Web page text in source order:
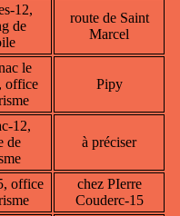
-12,
de
route de Saint
Marcel
le
office
Pipy
12,
de
à préciser
office
chez PIerre
Couderc-15